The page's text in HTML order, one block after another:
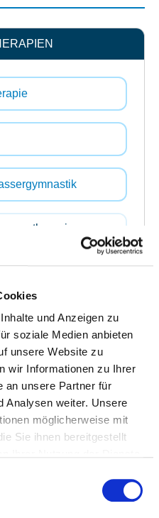
und Anzeigen zu
soziale Medien anbieten
unsere Website zu
wir Informationen zu Ihrer
an unsere Partner für
Analysen weiter. Unsere
möglicherweise mit
Sie ihnen bereitgestellt
Erwachsene und/oder
Reiten /
/